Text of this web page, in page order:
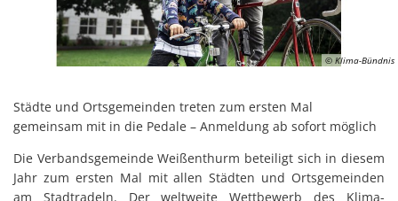
© Klima-Bündnis
Städte und Ortsgemeinden treten zum ersten Mal
gemeinsam mit in die Pedale – Anmeldung ab sofort möglich
Die Verbandsgemeinde Weißenthurm beteiligt sich in diesem
Jahr zum ersten Mal mit allen Städten und Ortsgemeinden
am Stadtradeln. Der weltweite Wettbewerb des Klima-